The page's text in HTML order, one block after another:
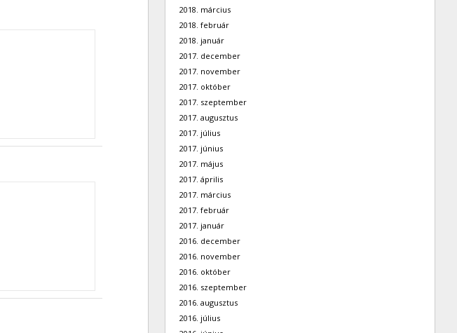
2018. március
2018. február
2018. január
2017. december
2017. november
2017. október
2017. szeptember
2017. augusztus
2017. július
2017. június
2017. május
2017. április
2017. március
2017. február
2017. január
2016. december
2016. november
2016. október
2016. szeptember
2016. augusztus
2016. július